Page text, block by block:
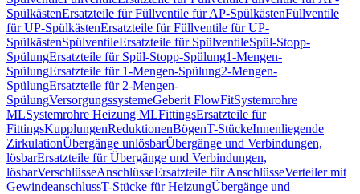
SpülkästenErsatzteile für Füllventile für AP-SpülkästenFüllventile
für UP-SpülkästenErsatzteile für Füllventile für UP-
SpülkästenSpülventileErsatzteile für SpülventileSpül-Stopp-
SpülungErsatzteile für Spül-Stopp-Spülung1-Mengen-
SpülungErsatzteile für 1-Mengen-Spülung2-Mengen-
SpülungErsatzteile für 2-Mengen-
SpülungVersorgungssystemeGeberit FlowFitSystemrohre
MLSystemrohre Heizung MLFittingsErsatzteile für
FittingsKupplungenReduktionenBögenT-StückeInnenliegende
ZirkulationÜbergänge unlösbarÜbergänge und Verbindungen,
lösbarErsatzteile für Übergänge und Verbindungen,
lösbarVerschlüsseAnschlüsseErsatzteile für AnschlüsseVerteiler mit
GewindeanschlussT-Stücke für HeizungÜbergänge und